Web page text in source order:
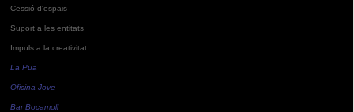
Cessió d'espais
Suport a les entitats
Impuls a la creativitat
La Pua
Oficina Jove
Bar Bocamoll